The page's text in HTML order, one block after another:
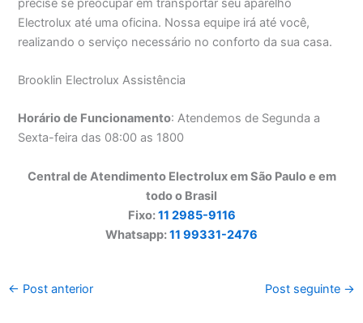
precise se preocupar em transportar seu aparelho
Electrolux até uma oficina. Nossa equipe irá até você,
realizando o serviço necessário no conforto da sua casa.
Brooklin Electrolux Assistência
Horário de Funcionamento: Atendemos de Segunda a
Sexta-feira das 08:00 as 1800
Central de Atendimento Electrolux em São Paulo e em
todo o Brasil
Fixo:11 2985-9116
Whatsapp:11 99331-2476
← Post anterior Post seguinte →